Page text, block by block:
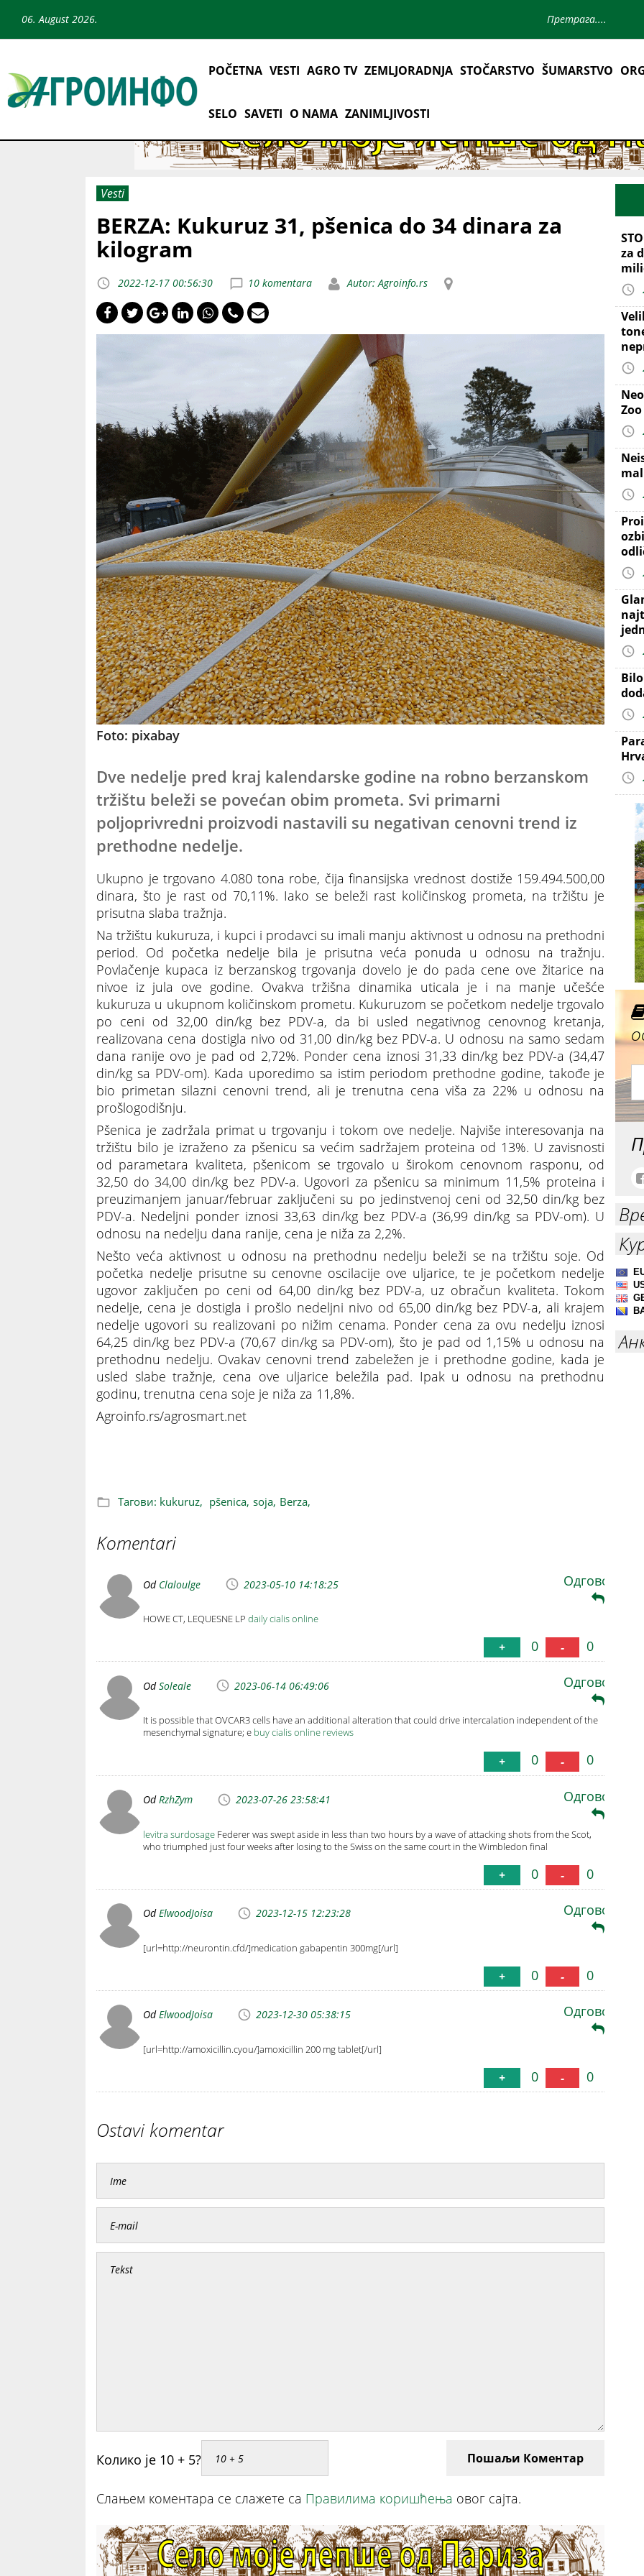
06. August 2026.
POČETNA VESTI AGRO TV ZEMLJORADNJA STOČARSTVO ŠUMARSTVO
SELO SAVETI O NAMA ZANIMLJIVOSTI
Vesti
BERZA: Kukuruz 31, pšenica do 34 dinara za
kilogram
2022-12-17 00:56:30 10 komentara Autor: Agroinfo.rs
Foto: pixabay
Dve nedelje pred kraj kalendarske godine na robno berzanskom
tržištu beleži se povećan obim prometa. Svi primarni
poljoprivredni proizvodi nastavili su negativan cenovni trend iz
prethodne nedelje.
Ukupno je trgovano 4.080 tona robe, čija finansijska vrednost dostiže 159.494.500,00
dinara, što je rast od 70,11%. Iako se beleži rast količinskog prometa, na tržištu je
prisutna slaba tražnja.
Na tržištu kukuruza, i kupci i prodavci su imali manju aktivnost u odnosu na prethodni
period. Od početka nedelje bila je prisutna veća ponuda u odnosu na tražnju.
Povlačenje kupaca iz berzanskog trgovanja dovelo je do pada cene ove žitarice na
nivoe iz jula ove godine. Ovakva tržišna dinamika uticala je i na manje učešće
kukuruza u ukupnom količinskom prometu. Kukuruzom se početkom nedelje trgovalo
po ceni od 32,00 din/kg bez PDV-a, da bi usled negativnog cenovnog kretanja,
realizovana cena dostigla nivo od 31,00 din/kg bez PDV-a. U odnosu na samo sedam
dana ranije ovo je pad od 2,72%. Ponder cena iznosi 31,33 din/kg bez PDV-a (34,47
din/kg sa PDV-om). Kada uporedimo sa istim periodom prethodne godine, takođe je
bio primetan silazni cenovni trend, ali je trenutna cena viša za 22% u odnosu na
prošlogodišnju.
Pšenica je zadržala primat u trgovanju i tokom ove nedelje. Najviše interesovanja na
tržištu bilo je izraženo za pšenicu sa većim sadržajem proteina od 13%. U zavisnosti
od parametara kvaliteta, pšenicom se trgovalo u širokom cenovnom rasponu, od
32,50 do 34,00 din/kg bez PDV-a. Ugovori za pšenicu sa minimum 11,5% proteina i
preuzimanjem januar/februar zaključeni su po jedinstvenoj ceni od 32,50 din/kg bez
PDV-a. Nedeljni ponder iznosi 33,63 din/kg bez PDV-a (36,99 din/kg sa PDV-om). U
odnosu na nedelju dana ranije, cena je niža za 2,2%.
Nešto veća aktivnost u odnosu na prethodnu nedelju beleži se na tržištu soje. Od
početka nedelje prisutne su cenovne oscilacije ove uljarice, te je početkom nedelje
ugovor zaključen po ceni od 64,00 din/kg bez PDV-a, uz obračun kvaliteta. Tokom
nedelje, cena je dostigla i prošlo nedeljni nivo od 65,00 din/kg bez PDV-a, ali krajem
nedelje ugovori su realizovani po nižim cenama. Ponder cena za ovu nedelju iznosi
64,25 din/kg bez PDV-a (70,67 din/kg sa PDV-om), što je pad od 1,15% u odnosu na
prethodnu nedelju. Ovakav cenovni trend zabeležen je i prethodne godine, kada je
usled slabe tražnje, cena ove uljarice beležila pad. Ipak u odnosu na prethodnu
godinu, trenutna cena soje je niža za 11,8%.
Agroinfo.rs/agrosmart.net
Тагови: kukuruz, pšenica, soja, Berza,
Komentari
Od Claloulge 2023-05-10 14:18:25 Одговори
HOWE CT, LEQUESNE LP daily cialis online
+ 0 - 0
OdSoleale 2023-06-14 06:49:06 Одговори
It is possible that OVCAR3 cells have an additional alteration that could drive intercalation independent of the
mesenchymal signature; e buy cialis online reviews
+ 0 - 0
OdRzhZym 2023-07-26 23:58:41 Одговори
levitra surdosage Federer was swept aside in less than two hours by a wave of attacking shots from the Scot,
who triumphed just four weeks after losing to the Swiss on the same court in the Wimbledon final
+ 0 - 0
OdElwoodJoisa 2023-12-15 12:23:28 Одговори
[url=http://neurontin.cfd/]medication gabapentin 300mg[/url]
+ 0 - 0
OdElwoodJoisa 2023-12-30 05:38:15 Одговори
[url=http://amoxicillin.cyou/]amoxicillin 200 mg tablet[/url]
+ 0 - 0
Ostavi komentar
Колико је 10 + 5? Пошаљи Коментар
Слањем коментара се слажете са Правилима коришћења овог сајта.
za